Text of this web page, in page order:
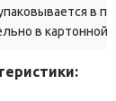
в
в картонной